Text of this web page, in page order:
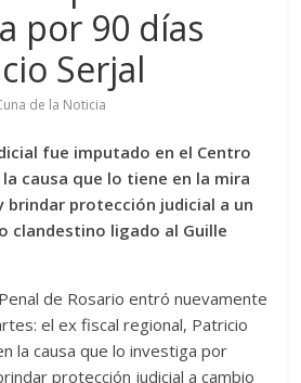
por 90 días
Serjal
de la Noticia
fue imputado en el Centro
la causa que lo tiene en la mira
brindar protección judicial a un
clandestino ligado al Guille
de Rosario entró nuevamente
el ex fiscal regional, Patricio
la causa que lo investiga por
protección judicial a cambio